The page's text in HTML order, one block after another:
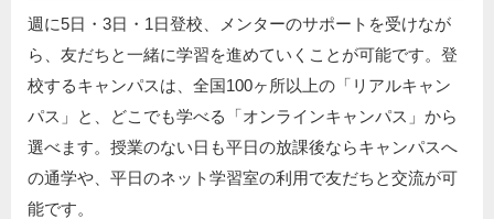
週に5日・3日・1日登校、メンターのサポートを受けなが
ら、友だちと一緒に学習を進めていくことが可能です。登
校するキャンパスは、全国100ヶ所以上の「リアルキャン
パス」と、どこでも学べる「オンラインキャンパス」から
選べます。授業のない日も平日の放課後ならキャンパスへ
の通学や、平日のネット学習室の利用で友だちと交流が可
能です。